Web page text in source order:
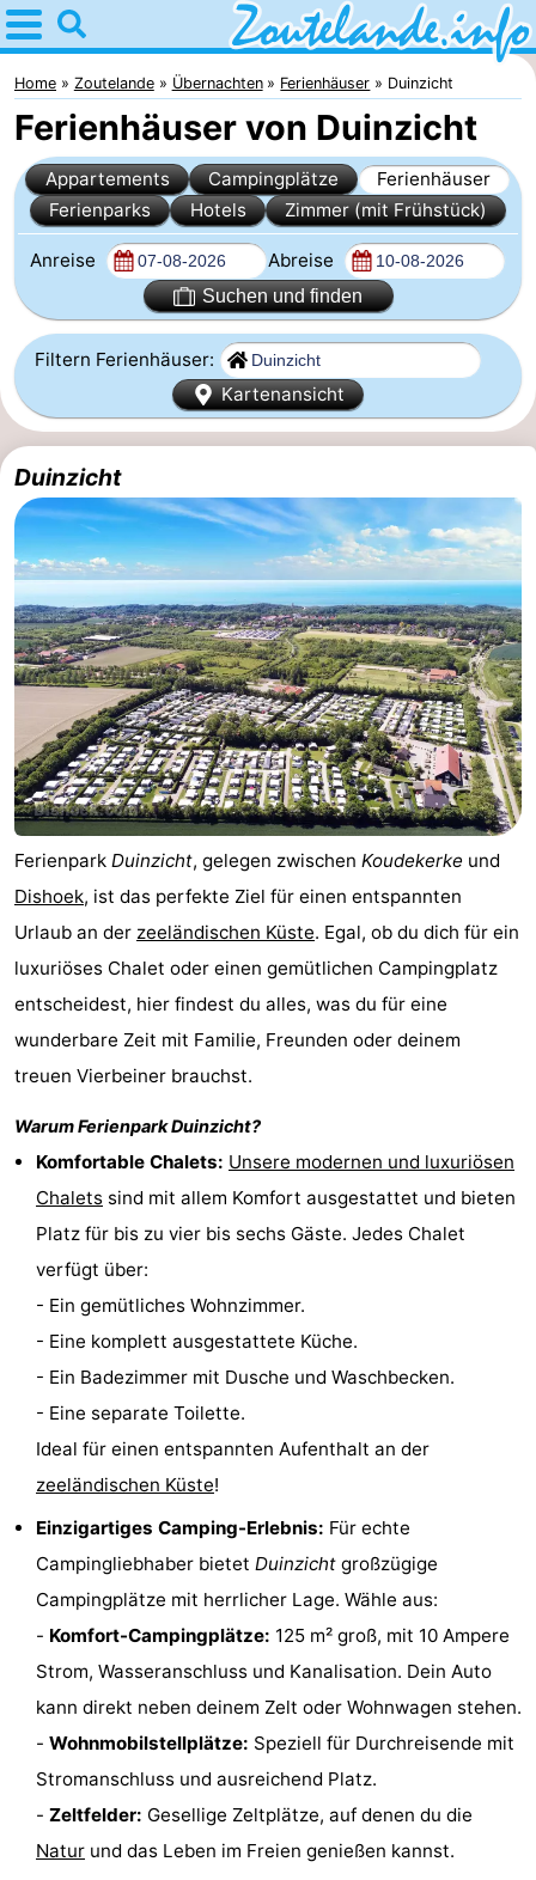
Home
Zoutelande
Tipps
Für
kindern
Webcam
Webcam
Langstraat
Webcam
Strand
Übernachten
Appartements
-
Aparthotel
Zoutelande
-
Duinflat
-
Duinoord
-
Duinweg
18
Kurhaus
-
Residentie
Soutelande
Campingplätze
Ferienhäuser
-
De
Zandput
-
Duinzicht
-
Kustlicht
-
Meerpaal
Strandcamping
Valkenisse
Zee,
Bos
Duin
Hotels
Zimmer
Frühstück)
Lastminutes
Strand
Sehen
tun
Museen
Galerien
Denkmäler
Kirchen
Leuchtturme
Home Zoutelande Übernachten Ferienhäuser Duinzicht
Ferienhäuser von Duinzicht
Appartements Campingplätze
Ferienhäuser
Ferienparks
Hotels Zimmer (mit Frühstück)
Anreise Abreise
Suchen und finden
Filtern Ferienhäuser:
Kartenansicht
Duinzicht
Ferienpark Duinzicht, gelegen zwischen Koudekerke und
Dishoek, ist das perfekte Ziel für einen entspannten
Urlaub an der zeeländischen Küste. Egal, ob du dich für ein
luxuriöses Chalet oder einen gemütlichen Campingplatz
entscheidest, hier findest du alles, was du für eine
wunderbare Zeit mit Familie, Freunden oder deinem
treuen Vierbeiner brauchst.
Warum FerienparkDuinzicht?
Komfortable Chalets: Unsere modernen und luxuriösen
Chalets sind mit allem Komfort ausgestattet und bieten
Platz für bis zu vier bis sechs Gäste. Jedes Chalet
verfügt über:
- Ein gemütliches Wohnzimmer.
- Eine komplett ausgestattete Küche.
- Ein Badezimmer mit Dusche und Waschbecken.
- Eine separate Toilette.
Ideal für einen entspannten Aufenthalt an der
zeeländischen Küste!
Einzigartiges Camping-Erlebnis: Für echte
Campingliebhaber bietet Duinzicht großzügige
Campingplätze mit herrlicher Lage. Wähle aus:
- Komfort-Campingplätze: 125 m² groß, mit 10 Ampere
Strom, Wasseranschluss und Kanalisation. Dein Auto
kann direkt neben deinem Zelt oder Wohnwagen stehen.
- Wohnmobilstellplätze: Speziell für Durchreisende mit
Stromanschluss und ausreichend Platz.
- Zeltfelder: Gesellige Zeltplätze, auf denen du die
Natur und das Leben im Freien genießen kannst.